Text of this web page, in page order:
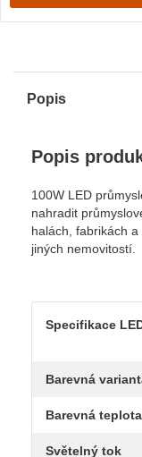
Popis
Popis
100W LED
nahradit
halách, fabrikách
jiných nemovitostí.
Specifikace
Barevná
Barevná teplota
Světelný tok